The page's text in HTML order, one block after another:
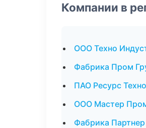
Компании в
ООО Техно
Фабрика Пром
ПАО Ресурс
ООО Мастер
Фабрика